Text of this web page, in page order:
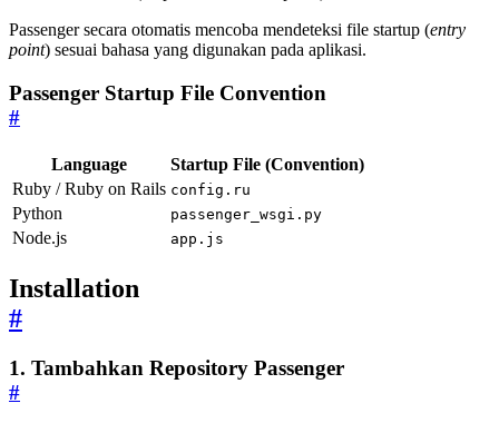
Passenger secara otomatis mencoba mendeteksi file startup (entry
point) sesuai bahasa yang digunakan pada aplikasi.
Passenger Startup File Convention
#
Language
Startup File (Convention)
Ruby / Ruby on Rails config.ru
Python passenger_wsgi.py
Node.js app.js
Installation
#
1. Tambahkan Repository Passenger
#